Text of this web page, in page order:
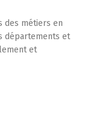
des métiers en
départements et
et